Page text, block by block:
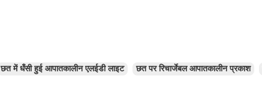
छत में धँसी हुई आपातकालीन एलईडी लाइट छत पर रिचार्जेबल आपातकालीन प्रकाश